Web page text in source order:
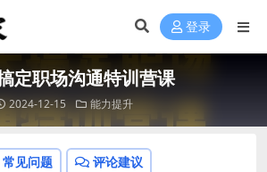
登录
定职场沟通特训营课
2024-12-15 能力提升
常见问题 评论建议